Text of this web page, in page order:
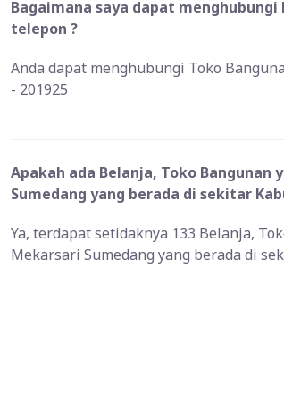
Bagaimana saya dapat
telepon ?
Anda dapat menghubungi Toko
- 201925
Apakah ada Belanja, Toko Bangunan
Sumedang yang berada di sekitar
Ya, terdapat setidaknya 133 Belanja,
Mekarsari Sumedang yang berada di